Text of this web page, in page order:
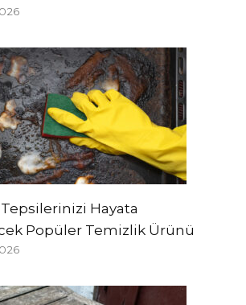
Tepsilerinizi Hayata
Popüler Temizlik Ürünü